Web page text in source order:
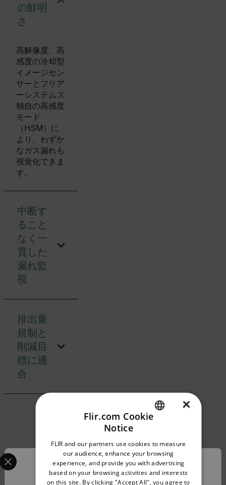
の鮮明
さ
高解像度、高
感度の冷却型
イメージセン
サーとフリア
ーシステムズ
独自の高感度
モード
（HSM）に
より、わずか
なガス漏れも
視覚化できま
す。
中断す
ること
なく一
貫した
漏れ監
視
排出量
規制と
削減目
標に適
合
仕様 Confirm Location
Select your preferred country and language from the
GERMAN
FRENCH
SPANISH
×
Flir.com Cookie
Notice
FLIR and our partners use cookies to measure
our audience, enhance your browsing
experience, and provide you with advertising
based on your browsing activities and interests
on this site. By clicking "Accept All", you agree to